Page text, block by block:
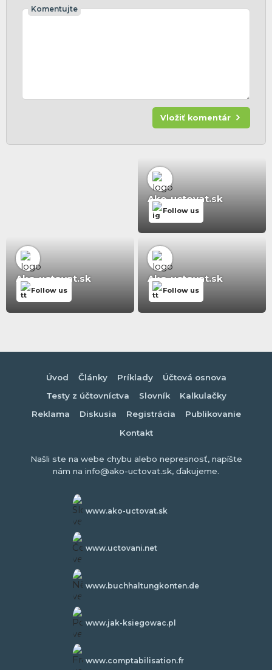
Komentujte
Vložiť komentár
Ako-uctovat.sk
Follow us
Ako-uctovat.sk
Follow us
Ako-uctovat.sk
Follow us
Úvod Články Príklady
Účtová osnova
Testy z účtovníctva
Slovník
Kalkulačky
Reklama
Diskusia Registrácia
Publikovanie
Kontakt
Našli ste na webe chybu alebo nepresnosť, napíšte
nám na info@ako-uctovat.sk, ďakujeme.
www.ako-uctovat.sk
www.uctovani.net
www.buchhaltungkonten.de
www.jak-ksiegowac.pl
www.comptabilisation.fr